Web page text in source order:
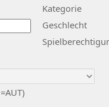
Kategorie
Geschlecht